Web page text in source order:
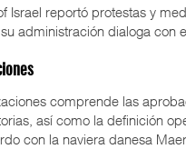
Israel reportó protestas y
administración dialoga con
comprende las
así como la definición
con la naviera danesa